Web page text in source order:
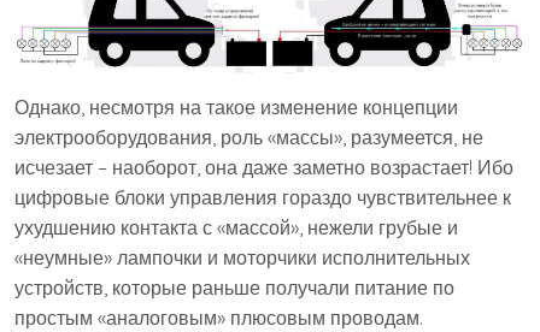
Однако, несмотря на такое изменение концепции
электрооборудования, роль «массы», разумеется, не
исчезает – наоборот, она даже заметно возрастает! Ибо
цифровые блоки управления гораздо чувствительнее к
ухудшению контакта с «массой», нежели грубые и
«неумные» лампочки и моторчики исполнительных
устройств, которые раньше получали питание по
простым «аналоговым» плюсовым проводам.